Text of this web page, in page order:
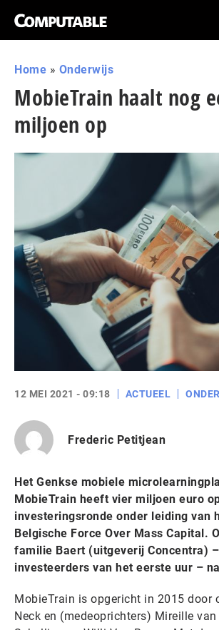
Home » Onderwijs
MobieTrain haalt nog
miljoen op
12 MEI 2021 - 09:18 ACTUEEL
Frederic Petitjean
Het Genkse mobiele
MobieTrain heeft vier miljoen euro
investeringsronde onder leiding van
Belgische Force Over Mass Capital.
familie Baert (uitgeverij Concentra)
investeerders van het eerste uur –
MobieTrain is opgericht in 2015 door
Neck en (medeoprichters) Mireille van